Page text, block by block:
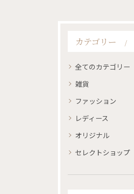
カテゴリー
全てのカテゴリー
雑貨
ファッション
レディース
オリジナル
セレクトショップ